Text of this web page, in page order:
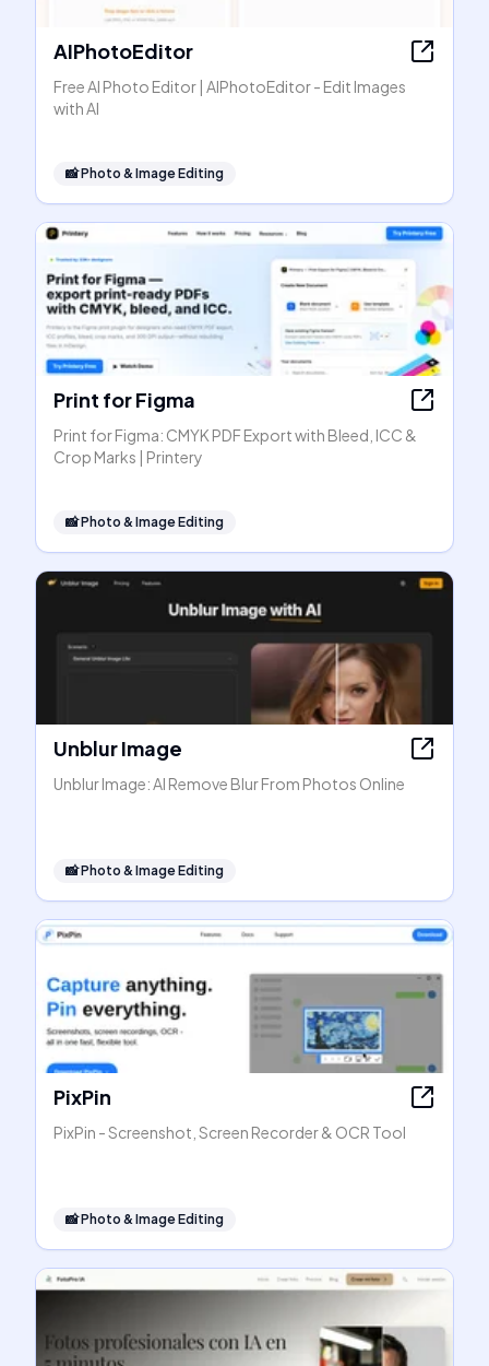
AIPhotoEditor
Free AI Photo Editor | AIPhotoEditor - Edit Images
with AI
📸Photo & Image Editing
Print for Figma
Print for Figma: CMYK PDF Export with Bleed, ICC &
Crop Marks | Printery
📸Photo & Image Editing
Unblur Image
Unblur Image: AI Remove Blur From Photos Online
📸Photo & Image Editing
PixPin
PixPin - Screenshot, Screen Recorder & OCR Tool
📸Photo & Image Editing